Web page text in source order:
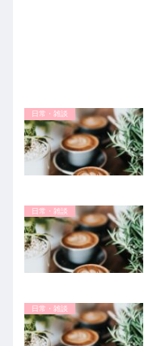
日常・雑談
日常・雑談
日常・雑談